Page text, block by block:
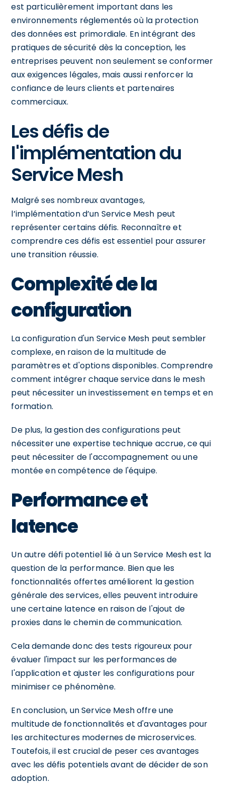
est particulièrement important dans les
environnements réglementés où la protection
des données est primordiale. En intégrant des
pratiques de sécurité dès la conception, les
entreprises peuvent non seulement se conformer
aux exigences légales, mais aussi renforcer la
confiance de leurs clients et partenaires
commerciaux.
Les défis de
l'implémentation du
Service Mesh
Malgré ses nombreux avantages,
l’implémentation d’un Service Mesh peut
représenter certains défis. Reconnaître et
comprendre ces défis est essentiel pour assurer
une transition réussie.
Complexité de la
configuration
La configuration d'un Service Mesh peut sembler
complexe, en raison de la multitude de
paramètres et d'options disponibles. Comprendre
comment intégrer chaque service dans le mesh
peut nécessiter un investissement en temps et en
formation.
De plus, la gestion des configurations peut
nécessiter une expertise technique accrue, ce qui
peut nécessiter de l'accompagnement ou une
montée en compétence de l'équipe.
Performance et
latence
Un autre défi potentiel lié à un Service Mesh est la
question de la performance. Bien que les
fonctionnalités offertes améliorent la gestion
générale des services, elles peuvent introduire
une certaine latence en raison de l'ajout de
proxies dans le chemin de communication.
Cela demande donc des tests rigoureux pour
évaluer l'impact sur les performances de
l'application et ajuster les configurations pour
minimiser ce phénomène.
En conclusion, un Service Mesh offre une
multitude de fonctionnalités et d'avantages pour
les architectures modernes de microservices.
Toutefois, il est crucial de peser ces avantages
avec les défis potentiels avant de décider de son
adoption.